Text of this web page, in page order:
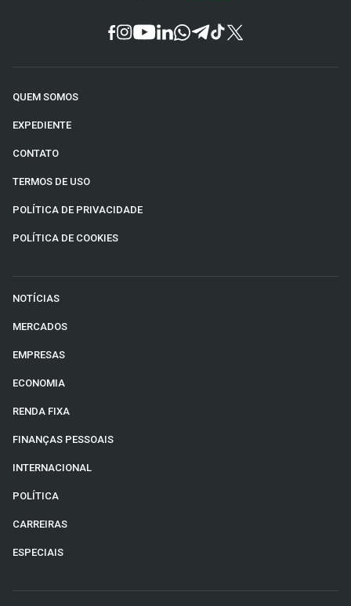
QUEM SOMOS
EXPEDIENTE
CONTATO
TERMOS DE USO
POLÍTICA DE PRIVACIDADE
POLÍTICA DE COOKIES
NOTÍCIAS
MERCADOS
EMPRESAS
ECONOMIA
RENDA FIXA
FINANÇAS PESSOAIS
INTERNACIONAL
POLÍTICA
CARREIRAS
ESPECIAIS